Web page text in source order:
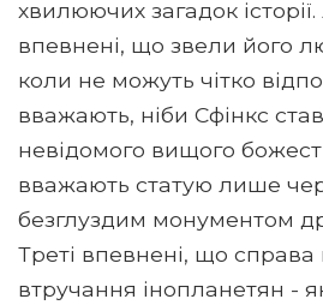
хвилюючих загадок
впевнені, що звели його
коли не можуть чітко
вважають, ніби Сфінкс
невідомого вищого
вважають статую лише
безглуздим монументом
Треті впевнені, що
втручання інопланетян -